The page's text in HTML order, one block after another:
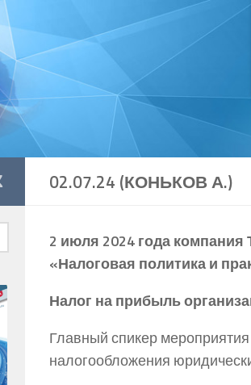
02.07.24 (КОНЬКОВ А.)
2 июля 2024 годакомпания
«Налоговая политика и
Налог на прибыль
Главный спикер
налогообложения